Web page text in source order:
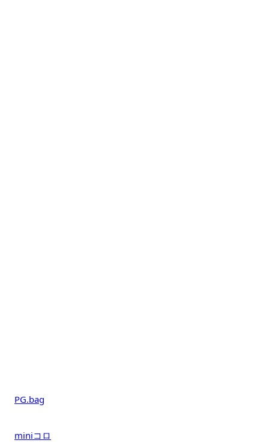
PG.bag
miniコロ